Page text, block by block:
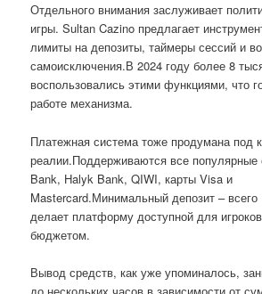
Отдельного внимания заслуживает
игры. Sultan Cazino предлагает
лимиты на депозиты, таймеры сессий и
самоисключения.В 2024 году более 8
воспользовались этими функциями, что
работе механизма.
Платежная система тоже продумана под
реалии.Поддерживаются все
Bank, Halyk Bank, QIWI, карты Visa и
Mastercard.Минимальный депозит – всего
делает платформу доступной для
бюджетом.
Вывод средств, как уже упоминалось,
до нескольких часов в зависимости от